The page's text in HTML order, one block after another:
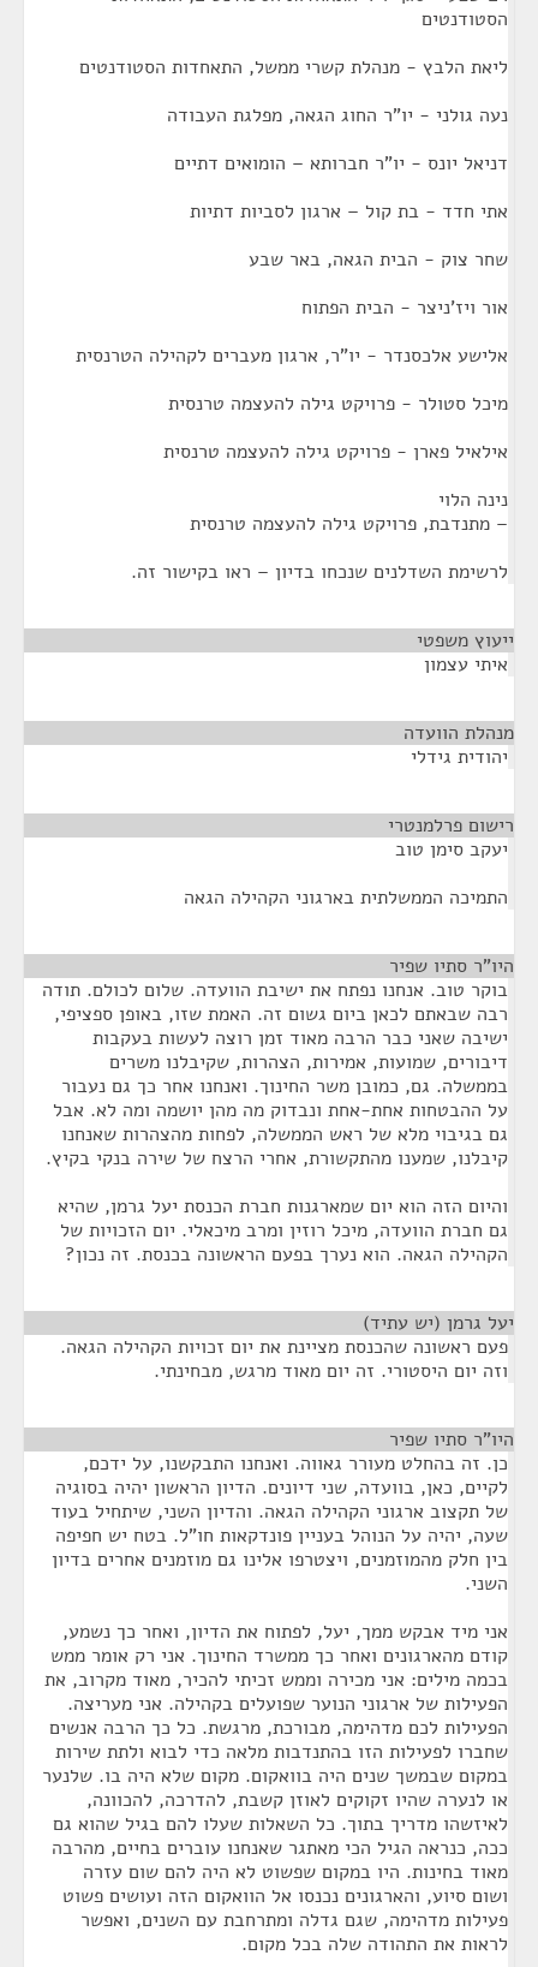
הסטודנטים
ליאת הלבץ - מנהלת קשרי ממשל, התאחדות הסטודנטים
נעה גולני - יו"ר החוג הגאה, מפלגת העבודה
דניאל יונס - יו"ר חברותא – הומואים דתיים
אתי חדד - בת קול – ארגון לסביות דתיות
שחר צוק - הבית הגאה, באר שבע
אור ויז'ניצר - הבית הפתוח
אלישע אלכסנדר - יו"ר, ארגון מעברים לקהילה הטרנסית
מיכל סטולר - פרויקט גילה להעצמה טרנסית
אילאיל פארן - פרויקט גילה להעצמה טרנסית
נינה הלוי
– מתנדבת, פרויקט גילה להעצמה טרנסית
לרשימת השדלנים שנכחו בדיון – ראו בקישור זה.
ייעוץ משפטי
איתי עצמון
מנהלת הוועדה
יהודית גידלי
רישום פרלמנטרי
יעקב סימן טוב
התמיכה הממשלתית בארגוני הקהילה הגאה
היו"ר סתיו שפיר
בוקר טוב. אנחנו נפתח את ישיבת הוועדה. שלום לכולם. תודה
רבה שבאתם לכאן ביום גשום זה. האמת שזו, באופן ספציפי,
ישיבה שאני כבר הרבה מאוד זמן רוצה לעשות בעקבות
דיבורים, שמועות, אמירות, הצהרות, שקיבלנו משרים
בממשלה. גם, כמובן משר החינוך. ואנחנו אחר כך גם נעבור
על ההבטחות אחת-אחת ונבדוק מה מהן יושמה ומה לא. אבל
גם בגיבוי מלא של ראש הממשלה, לפחות מהצהרות שאנחנו
קיבלנו, שמענו מהתקשורת, אחרי הרצח של שירה בנקי בקיץ.
והיום הזה הוא יום שמארגנות חברת הכנסת יעל גרמן, שהיא
גם חברת הוועדה, מיכל רוזין ומרב מיכאלי. יום הזכויות של
הקהילה הגאה. הוא נערך בפעם הראשונה בכנסת. זה נכון?
יעל גרמן (יש עתיד)
פעם ראשונה שהכנסת מציינת את יום זכויות הקהילה הגאה.
וזה יום היסטורי. זה יום מאוד מרגש, מבחינתי.
היו"ר סתיו שפיר
כן. זה בהחלט מעורר גאווה. ואנחנו התבקשנו, על ידכם,
לקיים, כאן, בוועדה, שני דיונים. הדיון הראשון יהיה בסוגיה
של תקצוב ארגוני הקהילה הגאה. והדיון השני, שיתחיל בעוד
שעה, יהיה על הנוהל בעניין פונדקאות חו"ל. בטח יש חפיפה
בין חלק מהמוזמנים, ויצטרפו אלינו גם מוזמנים אחרים בדיון
השני.
אני מיד אבקש ממך, יעל, לפתוח את הדיון, ואחר כך נשמע,
קודם מהארגונים ואחר כך ממשרד החינוך. אני רק אומר ממש
בכמה מילים: אני מכירה וממש זכיתי להכיר, מאוד מקרוב, את
הפעילות של ארגוני הנוער שפועלים בקהילה. אני מעריצה.
הפעילות לכם מדהימה, מבורכת, מרגשת. כל כך הרבה אנשים
שחברו לפעילות הזו בהתנדבות מלאה כדי לבוא ולתת שירות
במקום שבמשך שנים היה בוואקום. מקום שלא היה בו. שלנער
או לנערה שהיו זקוקים לאוזן קשבת, להדרכה, להכוונה,
לאיזשהו מדריך בתוך. כל השאלות שעלו להם בגיל שהוא גם
ככה, כנראה הגיל הכי מאתגר שאנחנו עוברים בחיים, מהרבה
מאוד בחינות. היו במקום שפשוט לא היה להם שום עזרה
ושום סיוע, והארגונים נכנסו אל הוואקום הזה ועושים פשוט
פעילות מדהימה, שגם גדלה ומתרחבת עם השנים, ואפשר
לראות את התהודה שלה בכל מקום.